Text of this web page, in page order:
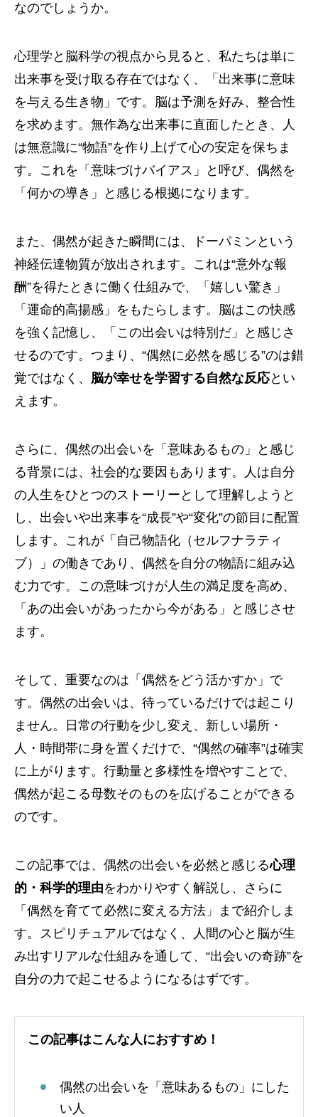
なのでしょうか。
心理学と脳科学の視点から見ると、私たちは単に
出来事を受け取る存在ではなく、「出来事に意味
を与える生き物」です。脳は予測を好み、整合性
を求めます。無作為な出来事に直面したとき、人
は無意識に“物語”を作り上げて心の安定を保ちま
す。これを「意味づけバイアス」と呼び、偶然を
「何かの導き」と感じる根拠になります。
また、偶然が起きた瞬間には、ドーパミンという
神経伝達物質が放出されます。これは“意外な報
酬”を得たときに働く仕組みで、「嬉しい驚き」
「運命的高揚感」をもたらします。脳はこの快感
を強く記憶し、「この出会いは特別だ」と感じさ
せるのです。つまり、“偶然に必然を感じる”のは錯
覚ではなく、 脳が幸せを学習する自然な反応とい
えます。
さらに、偶然の出会いを「意味あるもの」と感じ
る背景には、社会的な要因もあります。人は自分
の人生をひとつのストーリーとして理解しようと
し、出会いや出来事を“成長”や“変化”の節目に配置
します。これが「自己物語化（セルフナラティ
ブ）」の働きであり、偶然を自分の物語に組み込
む力です。この意味づけが人生の満足度を高め、
「あの出会いがあったから今がある」と感じさせ
ます。
そして、重要なのは「偶然をどう活かすか」で
す。偶然の出会いは、待っているだけでは起こり
ません。日常の行動を少し変え、新しい場所・
人・時間帯に身を置くだけで、“偶然の確率”は確実
に上がります。行動量と多様性を増やすことで、
偶然が起こる母数そのものを広げることができる
のです。
この記事では、偶然の出会いを必然と感じる心理
的・科学的理由をわかりやすく解説し、さらに
「偶然を育てて必然に変える方法」まで紹介しま
す。スピリチュアルではなく、人間の心と脳が生
み出すリアルな仕組みを通して、“出会いの奇跡”を
自分の力で起こせるようになるはずです。
この記事はこんな人におすすめ！
偶然の出会いを「意味あるもの」にした
い人